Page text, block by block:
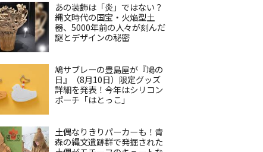
あの装飾は「炎」ではない？
縄文時代の国宝・火焔型土
器、5000年前の人々が刻んだ
謎とデザインの秘密
鳩サブレーの豊島屋が『鳩の
日』（8月10日）限定グッズ
詳細を発表！今年はシリコン
ポーチ「はとっこ」
土偶なりきりパーカーも！青
森の縄文遺跡群で発掘された